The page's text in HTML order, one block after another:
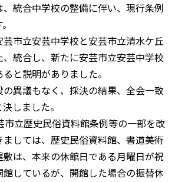
統合中学校の整備に伴い、現行条例
市立安芸中学校と安芸市立清水ケ丘
統合し、新たに安芸市立安芸中学校
と説明がありました。
異議もなく、採決の結果、全会一致
しました。
立歴史民俗資料館条例等の一部を改
しては、歴史民俗資料館、書道美術
は、本来の休館日である月曜日が祝
しているが、開館した場合の振替休